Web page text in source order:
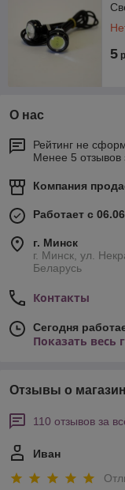
5
О нас
Рейтинг не
Менее 5 отзывов
Компания
Работает с
г. Минск
г. Минск, ул.
Беларусь
Контакты
Сегодня
Показать весь
Отзывы о
110 отзывов за
Иван